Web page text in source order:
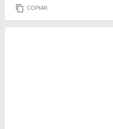
COPIAR